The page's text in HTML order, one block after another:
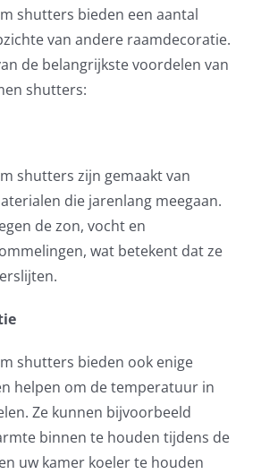
shutters bieden een aantal
van andere raamdecoratie.
de belangrijkste voordelen van
shutters:
shutters zijn gemaakt van
die jarenlang meegaan.
de zon, vocht en
wat betekent dat ze
shutters bieden ook enige
helpen om de temperatuur in
Ze kunnen bijvoorbeeld
binnen te houden tijdens de
uw kamer koeler te houden